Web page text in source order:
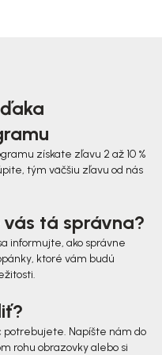
získate zľavu 2 až 10 %
tým väčšiu zľavu od nás
tá správna?
informujte, ako správne
ktoré vám budú
potrebujete. Napíšte nám do
rohu obrazovky alebo si